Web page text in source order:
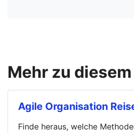
Mehr zu
Agile Organisation
Finde heraus, welche